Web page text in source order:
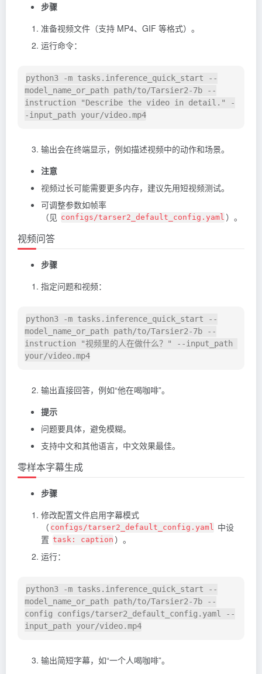
步骤
准备视频文件（支持 MP4、GIF 等格式）。
运行命令：
python3 -m tasks.inference_quick_start --
model_name_or_path path/to/Tarsier2-7b --
instruction "Describe the video in detail." -
输出会在终端显示，例如描述视频中的动作和场景。
注意
视频过长可能需要更多内存，建议先用短视频测试。
可调整参数如帧率
（见 configs/tarser2_default_config.yaml ）。
视频问答
步骤
指定问题和视频：
python3 -m tasks.inference_quick_start --
model_name_or_path path/to/Tarsier2-7b --
instruction "视频里的人在做什么？" --input_path
输出直接回答，例如“他在喝咖啡”。
提示
问题要具体，避免模糊。
支持中文和其他语言，中文效果最佳。
零样本字幕生成
步骤
修改配置文件启用字幕模式
（ configs/tarser2_default_config.yaml 中设
置 task: caption ）。
运行：
python3 -m tasks.inference_quick_start --
model_name_or_path path/to/Tarsier2-7b --
config configs/tarser2_default_config.yaml --
输出简短字幕，如“一个人喝咖啡”。